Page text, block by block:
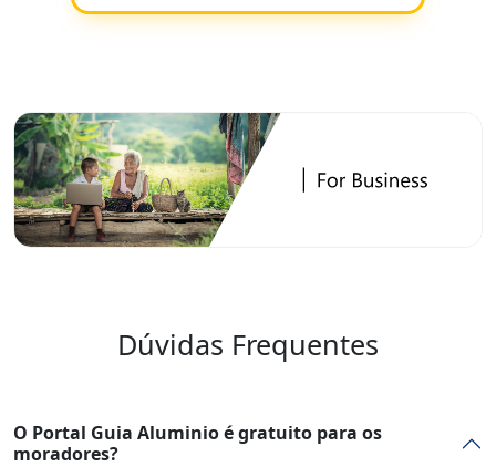
Dúvidas Frequentes
O Portal Guia Aluminio é gratuito para os
moradores?